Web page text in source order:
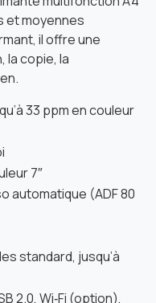
et moyennes
il offre une
la copie, la
33 ppm en couleur
7″
automatique (ADF 80
standard, jusqu’à
2.0, Wi‑Fi (option),